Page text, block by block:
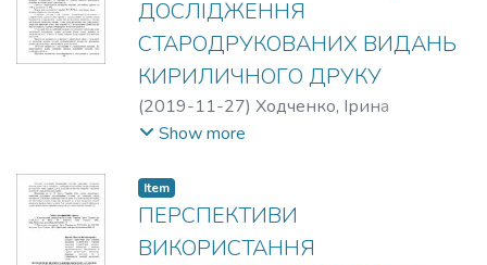
ДОСЛІДЖЕННЯ
СТАРОДРУКОВАНИХ ВИДАНЬ
КИРИЛИЧНОГО ДРУКУ
(2019-11-27) Ходченко, Ірина
Леонідівна;Юдіна, Олена Валентинівна
Show more
Item
ПЕРСПЕКТИВИ
ВИКОРИСТАННЯ